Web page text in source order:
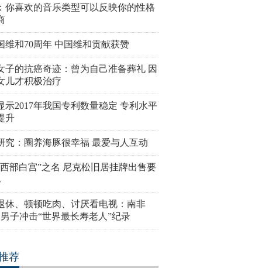
你喜欢的音乐类型可以反映你的性格
维和70周年 中国维和贡献获赞
子的抗癌奇迹：曾为自己准备葬礼 因
儿才积极治疗
示2017年我国专利数量稳定 专利水平
升
究：圈养海豚很幸福 最爱与人互动
部白宫”之名 尼克松旧居挂牌出售要
休、顿顿吃肉、讨厌看电视：南非
子冲击“世界最长寿老人”纪录
荐